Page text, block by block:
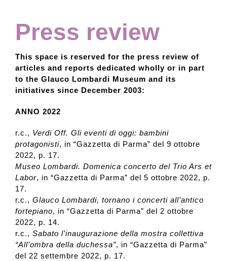
Collection
Contacts and tickets
Accessibility
Search
Press review
This space is reserved for the press review of
articles and reports dedicated wholly or in part
to the Glauco Lombardi Museum and its
initiatives since December 2003:
ANNO 2022
r.c., Verdi Off. Gli eventi di oggi: bambini
protagonisti, in “Gazzetta di Parma” del 9 ottobre
2022, p. 17.
Museo Lombardi. Domenica concerto del Trio Ars et
Labor, in “Gazzetta di Parma” del 5 ottobre 2022, p.
17.
r.c., Glauco Lombardi, tornano i concerti all’antico
fortepiano, in “Gazzetta di Parma” del 2 ottobre
2022, p. 14.
r.c., Sabato l’inaugurazione della mostra collettiva
“All’ombra della duchessa”, in “Gazzetta di Parma”
del 22 settembre 2022, p. 17.
2023
2022
2020
2019
2018
2017